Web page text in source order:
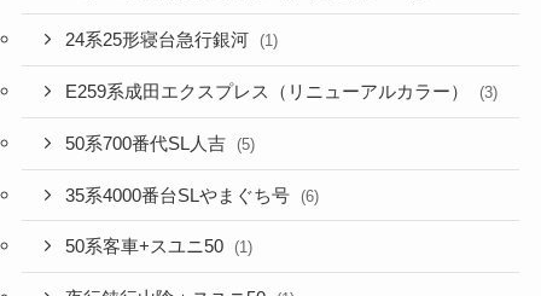
24系25形寝台急行銀河 (1)
E259系成田エクスプレス（リニューアルカラー） (3)
50系700番代SL人吉 (5)
35系4000番台SLやまぐち号 (6)
50系客車+スユニ50 (1)